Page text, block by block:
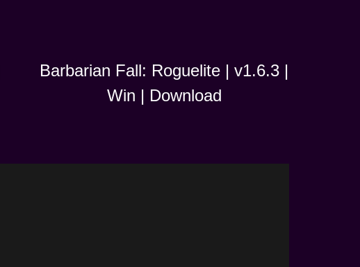
Barbarian Fall: Roguelite | v1.6.3 |
Win | Download